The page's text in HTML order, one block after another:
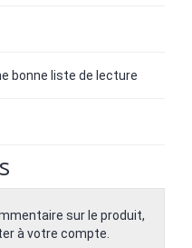
bonne liste de lecture
sur le produit,
à votre compte.